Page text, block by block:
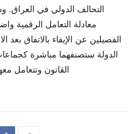
التحالف الدولي في
معادلة التعامل الرقمية
الفصيلين عن الإيفاء بالاتفاق بعد
الدولة ستصنفهما مباشرة
القانون وتتعامل